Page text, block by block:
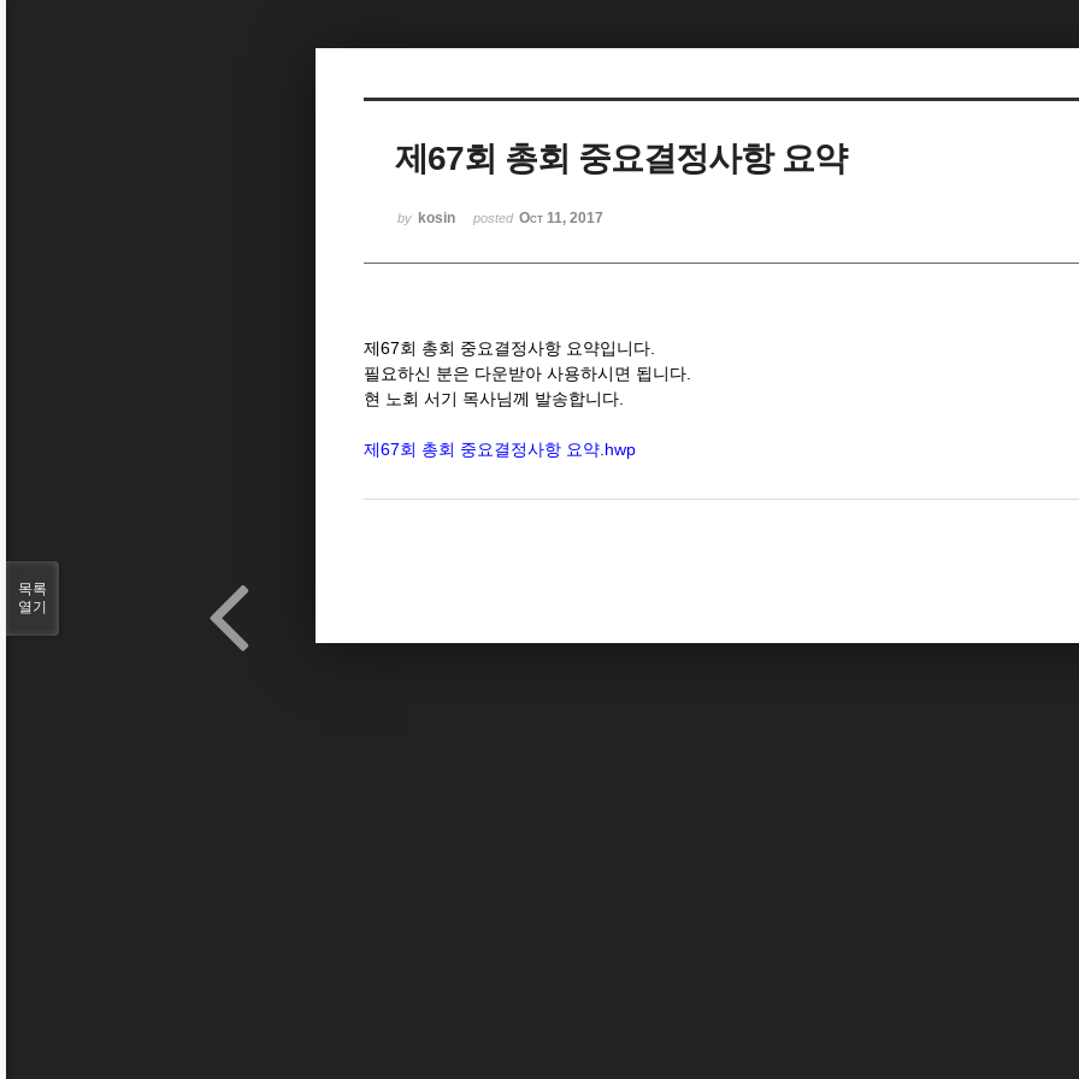
제67회 총회 중요결정사항 요약
by kosin posted Oct 11, 2017
제67회 총회 중요결정사항 요약입니다.
필요하신 분은 다운받아 사용하시면 됩니다.
현 노회 서기 목사님께 발송합니다.
제67회 총회 중요결정사항 요약.hwp
목록
열기
Sketchbook5, 스케치북5
Sketchbook5, 스케치북5